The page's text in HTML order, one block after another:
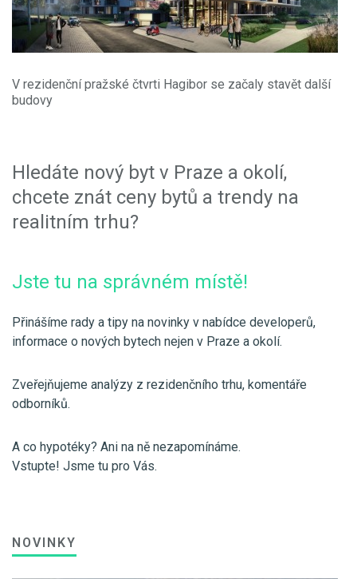
V rezidenční pražské čtvrti Hagibor se začaly stavět další
budovy
Hledáte nový byt v Praze a okolí,
chcete znát ceny bytů a trendy na
realitním trhu?
Jste tu na správném místě!
Přinášíme rady a tipy na novinky v nabídce developerů,
informace o nových bytech nejen v Praze a okolí.
Zveřejňujeme analýzy z rezidenčního trhu, komentáře
odborníků.
A co hypotéky? Ani na ně nezapomínáme.
Vstupte! Jsme tu pro Vás.
NOVINKY